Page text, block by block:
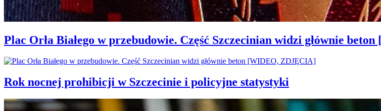
Plac Orła Białego w przebudowie. Część Szczecinian widzi głównie
Rok nocnej prohibicji w Szczecinie i policyjne statystyki